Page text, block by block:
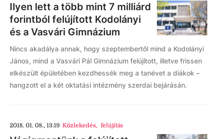
Ilyen lett a több mint 7 milliárd
forintból felújított Kodolányi
és a Vasvári Gimnázium
Nincs akadálya annak, hogy szeptembertől mind a Kodolányi
János, mind a Vasvári Pál Gimnázium felújított, illetve frissen
elkészült épületében kezdhessék meg a tanévet a diákok –
hangzott el a két oktatási intézmény szerdai bejárásán.
2018. 01. 08., 13:19 Közlekedés, felújítás